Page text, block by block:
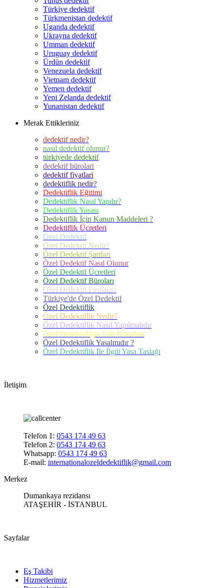
Türkiye dedektif
Türkmenistan dedektif
Uganda dedektif
Ukrayna dedektif
Umman dedektif
Uruguay dedektif
Ürdün dedektif
Venezuela dedektif
Vietnam dedektif
Yemen dedektif
Yeni Zelanda dedektif
Yunanistan dedektif
Merak Ettikleriniz
dedektif nedir?
nasıl dedektif olunur?
türkiyede dedektif
dedektif bürolari
dedektif fiyatlari
dedektiflik nedir?
Dedektiflik Eğitimi
Dedektiflik Nasıl Yapılır?
Dedektiflik Yasası
Dedektiflik İçin Kanun Maddeleri ?
Dedektiflik Ücretleri
Özel Dedektif
Özel Dedektif Nedir?
Özel Dedektif Şartları
Özel Dedektif Nasıl Olunur
Özel Dedektif Ücretleri
Özel Dedektif Büroları
Özel Dedektif Firmaları
Türkiye'de Özel Dedektif
Özel Dedektiflik
Özel Dedektiflik Nedir?
Özel Dedektiflik Nasıl Yapılmalıdır
Özel Dedektifliğin Etik Kuralları
Özel Dedektiflik Yasalmıdır ?
Özel Dedektiflik İle İlgili Yasa Taslağı
İletişim
Telefon 1: 0543 174 49 63
Telefon 2: 0543 174 49 63
Whatsapp: 0543 174 49 63
E-mail: internationalozeldedektiflik@gmail.com
Merkez
Dumankaya rezidansı
ATAŞEHİR - İSTANBUL
Sayfalar
Eş Takibi
Hizmetlerimiz